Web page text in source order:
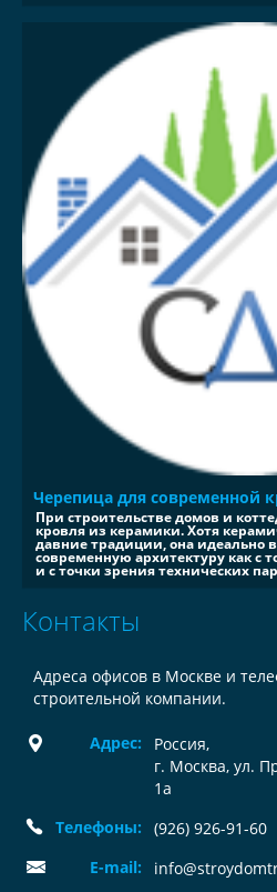
Черепица для современной
При строительстве домов и
кровля из керамики. Хотя
давние традиции, она идеально
современную архитектуру как с
и с точки зрения технических
Контакты
Адреса офисов в Москве и
строительной компании.
Адрес: Россия,
г. Москва, ул.
1а
Телефоны:
(926) 926-91-60
E-mail: